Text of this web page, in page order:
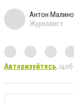
Антон
Журналист
Авторизуйтесь, щоб